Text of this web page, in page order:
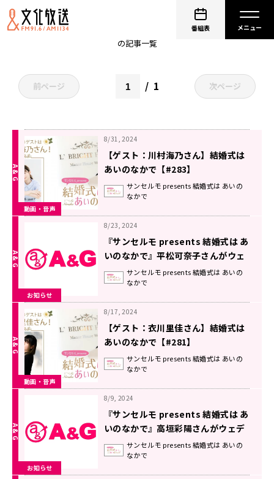
番組表
の記事一覧
前ページ 1 次ページ
動画・音声
8/31, 2024
【ゲスト：川村海乃さん】結婚式は
あいのなかで【#283】
サンセルモ presents 結婚式は あいの
なかで
お知らせ
8/23, 2024
『サンセルモ presents 結婚式は あ
いのなかで』平松可奈子さんがウェ
ディングドレス姿でゲスト出演！(9
月21日・9月28日)
サンセルモ presents 結婚式は あいの
なかで
動画・音声
8/17, 2024
【ゲスト：衣川里佳さん】結婚式は
あいのなかで【#281】
サンセルモ presents 結婚式は あいの
なかで
お知らせ
8/9, 2024
『サンセルモ presents 結婚式は あ
いのなかで』高垣彩陽さんがウェデ
ィングドレス姿でゲスト出演！(9月
7日・9月14日)
サンセルモ presents 結婚式は あいの
なかで